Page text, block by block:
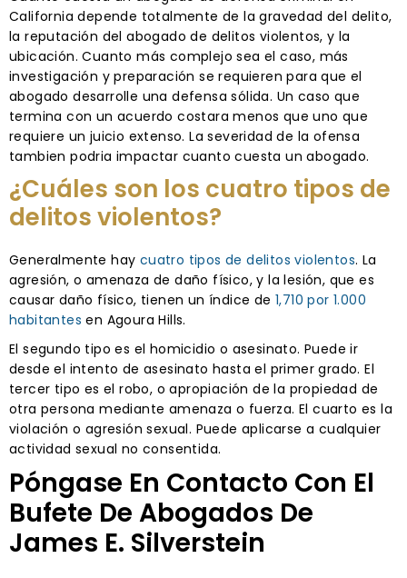
California depende totalmente de la gravedad del delito,
la reputación del abogado de delitos violentos, y la
ubicación. Cuanto más complejo sea el caso, más
investigación y preparación se requieren para que el
abogado desarrolle una defensa sólida. Un caso que
termina con un acuerdo costara menos que uno que
requiere un juicio extenso. La severidad de la ofensa
tambien podria impactar cuanto cuesta un abogado.
¿Cuáles son los cuatro tipos de
delitos violentos?
Generalmente hay cuatro tipos de delitos violentos. La
agresión, o amenaza de daño físico, y la lesión, que es
causar daño físico, tienen un índice de 1,710 por 1.000
habitantes en Agoura Hills.
El segundo tipo es el homicidio o asesinato. Puede ir
desde el intento de asesinato hasta el primer grado. El
tercer tipo es el robo, o apropiación de la propiedad de
otra persona mediante amenaza o fuerza. El cuarto es la
violación o agresión sexual. Puede aplicarse a cualquier
actividad sexual no consentida.
Póngase En Contacto Con El
Bufete De Abogados De
James E. Silverstein